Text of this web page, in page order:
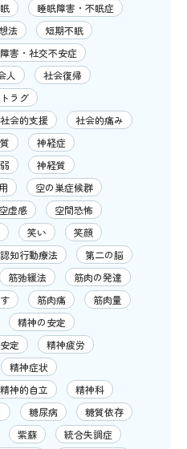
睡眠障害・不眠症
法
短期不眠
害・社交不安症
人
社会復帰
ラグ
社会的支援
社会的痛み
神経症
神経質
空の巣症候群
空虚感
空間恐怖
笑い
笑顔
知行動療法
第二の脳
筋弛緩法
筋肉の発達
筋肉痛
筋肉量
精神の安定
定
精神疲労
精神症状
精神的自立
精神科
糖尿病
糖質依存
紫蘇
統合失調症